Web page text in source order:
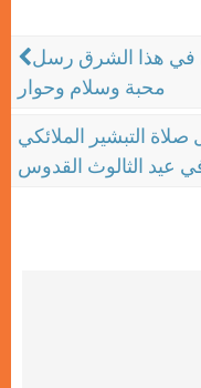
في هذا الشرق رسل
محبة وسلام وحوار
التبشير الملائكي
عيد الثالوث القدوس